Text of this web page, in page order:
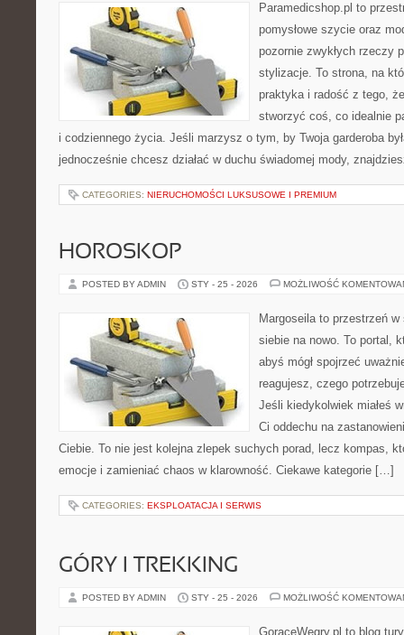
Paramedicshop.pl to
pomysłowe szycie oraz
pozornie zwykłych rzeczy
stylizacje. To strona, na
praktyka i radość z tego,
stworzyć coś, co idealnie
i codziennego życia. Jeśli marzysz o tym, by Twoja garderoba
jednocześnie chcesz działać w duchu świadomej mody,
CATEGORIES: NIERUCHOMOŚCI LUKSUSOWE I PREMIUM
HOROSKOP
POSTED BY ADMIN STY - 25 - 2026 MOŻLIWOŚĆ
Margoseila to przestrzeń
siebie na nowo. To portal,
abyś mógł spojrzeć
reagujesz, czego
Jeśli kiedykolwiek miałeś
Ci oddechu na
Ciebie. To nie jest kolejna zlepek suchych porad, lecz kompas,
emocje i zamieniać chaos w klarowność. Ciekawe kategorie […]
CATEGORIES: EKSPLOATACJA I SERWIS
GÓRY I TREKKING
POSTED BY ADMIN STY - 25 - 2026 MOŻLIWOŚĆ
GorąceWęgry.pl to blog